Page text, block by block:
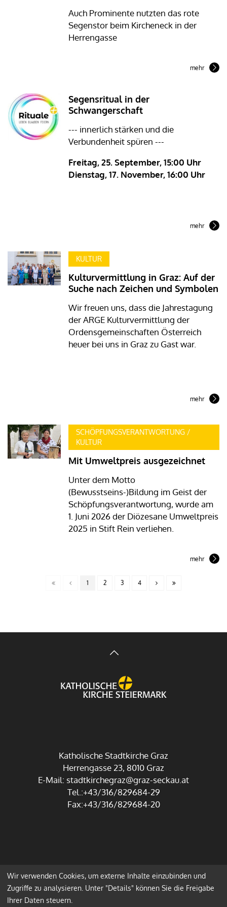
Auch Prominente nutzten das rote
Segenstor beim Kircheneck in der
Herrengasse
mehr
Segensritual in der
Schwangerschaft
--- innerlich stärken und die
Verbundenheit spüren ---
Freitag, 25. September, 15:00 Uhr
Dienstag, 17. November, 16:00 Uhr
mehr
KULTUR
Kulturvermittlung in Graz: Auf der
Suche nach Zeichen und Symbolen
Wir freuen uns, dass die Jahrestagung
der ARGE Kulturvermittlung der
Ordensgemeinschaften Österreich
heuer bei uns in Graz zu Gast war.
mehr
SCHÖPFUNGSVERANTWORTUNG /
KULTUR
Mit Umweltpreis ausgezeichnet
Unter dem Motto
(Bewusstseins-)Bildung im Geist der
Schöpfungsverantwortung, wurde am
1. Juni 2026 der Diözesane Umweltpreis
2025 in Stift Rein verliehen.
mehr
1 2 3 4
Katholische Stadtkirche Graz
Herrengasse 23, 8010 Graz
E-Mail: stadtkirchegraz@graz-seckau.at
Tel.:+43/316/829684-29
Fax:+43/316/829684-20
Impressum Datenschutz
Wir verwenden Cookies, um externe Inhalte einzubinden und
Zugriffe zu analysieren. Unter "Details" können Sie die Freigabe
Ihrer Daten steuern.